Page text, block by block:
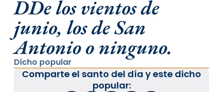
DDe los vientos de
junio, los de San
Antonio o ninguno.
Dicho popular
Comparte el santo del día y este dicho
popular: